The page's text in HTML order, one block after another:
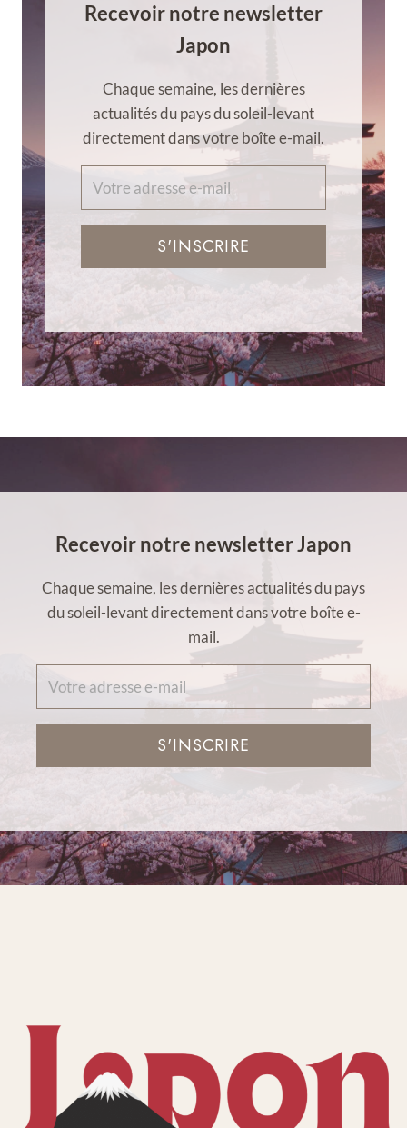
Recevoir notre newsletter
Japon
Chaque semaine, les dernières
actualités du pays du soleil-levant
directement dans votre boîte e-mail.
S'INSCRIRE
Recevoir notre newsletter Japon
Chaque semaine, les dernières actualités du pays
du soleil-levant directement dans votre boîte e-
mail.
S'INSCRIRE